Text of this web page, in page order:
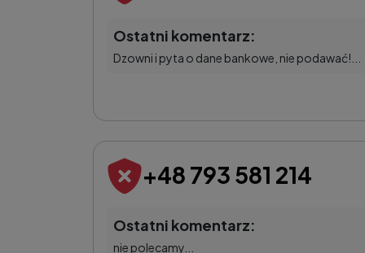
Ostatni komentarz:
Dzowni i pyta o dane bankowe, nie podawać!...
+48 793 581 214
Ostatni komentarz:
nie polecamy...